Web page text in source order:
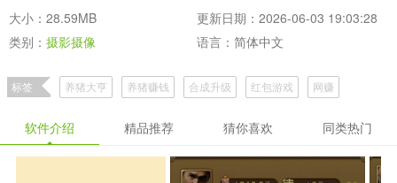
大小：28.59MB
更新日期：2026-06-03 19:03:28
类别： 摄影摄像 语言：简体中文
标签 养猪大亨 养猪赚钱 合成升级 红包游戏 网赚
软件介绍 精品推荐 猜你喜欢 同类热门